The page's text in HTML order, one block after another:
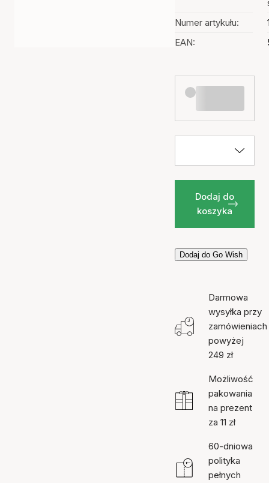
Numer artykułu:
EAN:
Dodaj do
koszyka
Dodaj do Go Wish
Darmowa
wysyłka przy
zamówieniach
powyżej
249 zł
Możliwość
pakowania
na prezent
za 11 zł
60-dniowa
polityka
pełnych